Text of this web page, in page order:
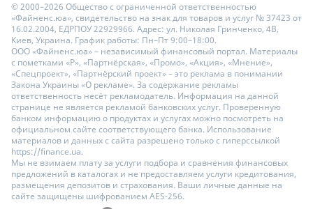
© 2000–2026 Общество с ограниченной ответственностью
«Файненс.юа», свидетельство на знак для товаров и услуг № 37423 от
16.02.2004, ЕДРПОУ 22929966. Адрес: ул. Николая Гринченко, 4В,
Киев, Украина. График работы: Пн–Пт 9:00–18:00.
ООО «Файненс.юа» – независимый финансовый портал. Материалы
с пометками «Р», «Партнёрская», «Промо», «Акция», «Мнение»,
«Спецпроект», «Партнёрский проект» – это реклама в понимании
Закона Украины «О рекламе». За содержание рекламы
ответственность несёт рекламодатель. Информация на данной
странице не является рекламой банковских услуг. Проверенную
банком информацию о продуктах и услугах можно посмотреть на
официальном сайте соответствующего банка. Использование
материалов и данных с сайта разрешено только с гиперссылкой
https://finance.ua.
Мы не взимаем плату за услуги подбора и сравнения финансовых
предложений в каталогах и не предоставляем услуги кредитования,
размещения депозитов и страхования. Ваши личные данные на
сайте защищены шифрованием AES-256.